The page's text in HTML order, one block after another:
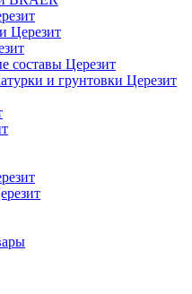
Церезит
составы Церезит
и грунтовки Церезит